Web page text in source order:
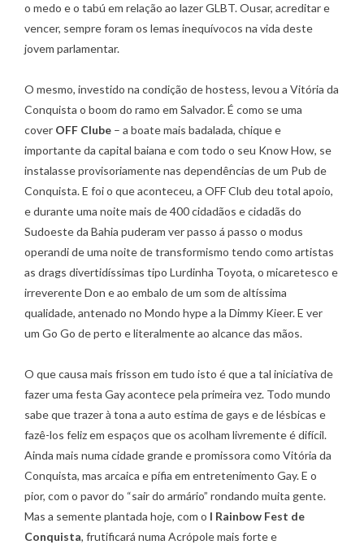
o medo e o tabú em relação ao lazer GLBT. Ousar, acreditar e
vencer, sempre foram os lemas inequívocos na vida deste
jovem parlamentar.
O mesmo, investido na condição de hostess, levou a Vitória da
Conquista o boom do ramo em Salvador. É como se uma
cover OFF Clube – a boate mais badalada, chique e
importante da capital baiana e com todo o seu Know How, se
instalasse provisoriamente nas dependências de um Pub de
Conquista. E foi o que aconteceu, a OFF Club deu total apoio,
e durante uma noite mais de 400 cidadãos e cidadãs do
Sudoeste da Bahia puderam ver passo á passo o modus
operandi de uma noite de transformismo tendo como artistas
as drags divertidíssimas tipo Lurdinha Toyota, o micaretesco e
irreverente Don e ao embalo de um som de altíssima
qualidade, antenado no Mondo hype a la Dimmy Kieer. E ver
um Go Go de perto e literalmente ao alcance das mãos.
O que causa mais frisson em tudo isto é que a tal iniciativa de
fazer uma festa Gay acontece pela primeira vez. Todo mundo
sabe que trazer à tona a auto estima de gays e de lésbicas e
fazê-los feliz em espaços que os acolham livremente é difícil.
Ainda mais numa cidade grande e promissora como Vitória da
Conquista, mas arcaica e pífia em entretenimento Gay. E o
pior, com o pavor do “sair do armário” rondando muita gente.
Mas a semente plantada hoje, com o I Rainbow Fest de
Conquista, frutificará numa Acrópole mais forte e